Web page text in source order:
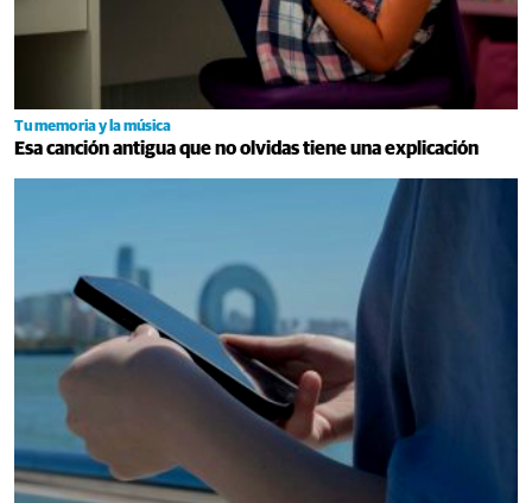
Tu memoria y la música
Esa canción antigua que no olvidas tiene una explicación